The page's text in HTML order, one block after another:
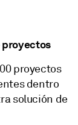
proyectos
proyectos
dentro
solución de